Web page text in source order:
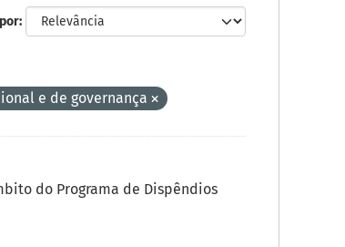
e de governança
do Programa de Dispêndios